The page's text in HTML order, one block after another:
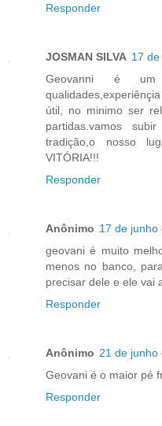
Responder
JOSMAN SILVA 17
Geovanni é
útil, no minimo ser
partidas.vamos
tradição,o nosso
VITÓRIA!!!
Responder
Anônimo 17 de junho
geovani é muito
menos no banco,
precisar dele e ele vai
Responder
Anônimo 21 de junho
Geovani é o maior pé
Responder